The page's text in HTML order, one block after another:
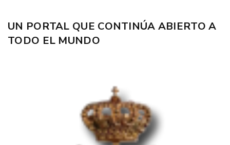
UN PORTAL QUE CONTINÚA ABIERTO A
TODO EL MUNDO